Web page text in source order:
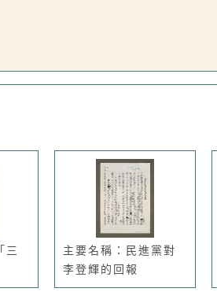
三
主要名稱：民進黨對
李登輝的回報